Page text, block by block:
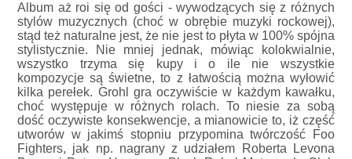
Album aż roi się od gości - wywodzących się z różnych
stylów muzycznych (choć w obrębie muzyki rockowej),
stąd też naturalne jest, że nie jest to płyta w 100% spójna
stylistycznie. Nie mniej jednak, mówiąc kolokwialnie,
wszystko trzyma się kupy i o ile nie wszystkie
kompozycje są świetne, to z łatwością można wyłowić
kilka perełek. Grohl gra oczywiście w każdym kawałku,
choć występuje w różnych rolach. To niesie za sobą
dość oczywiste konsekwencje, a mianowicie to, iż część
utworów w jakimś stopniu przypomina twórczość Foo
Fighters, jak np. nagrany z udziałem Roberta Levona